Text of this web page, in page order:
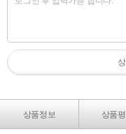
상품정보 상품